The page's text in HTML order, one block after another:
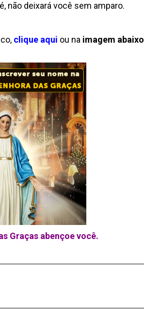
não deixará você sem amparo.
clique aqui ou na imagem abaixo
Graças abençoe você.